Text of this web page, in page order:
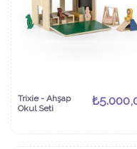
Trixie - Ahşap
Okul Seti